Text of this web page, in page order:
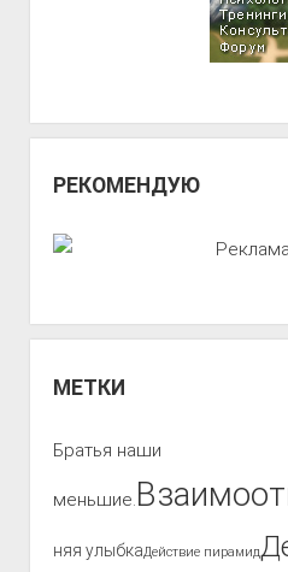
РЕКОМЕНДУЮ
МЕТКИ
Братья наши
меньшие.
няя улыбкаДействие пирамид